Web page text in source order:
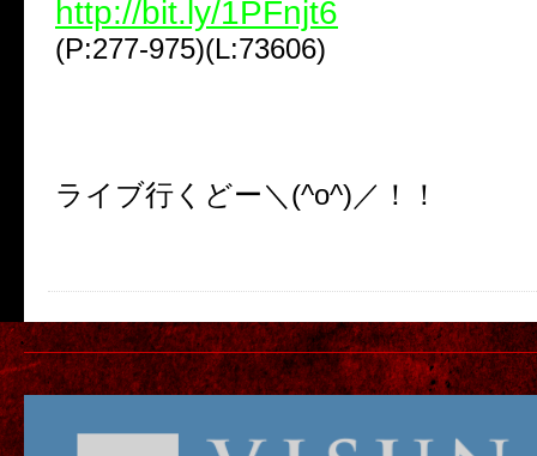
http://bit.ly/1PFnjt6
(P:277-975)(L:73606)
ライブ行くどー＼(^o^)／！！